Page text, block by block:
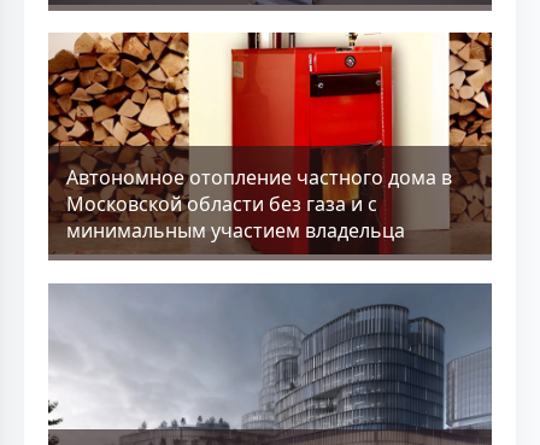
Aвтономное отопление частного дома в
Московской области без газа и с
минимальным участием владельца